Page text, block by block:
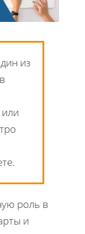
из
роль в
и